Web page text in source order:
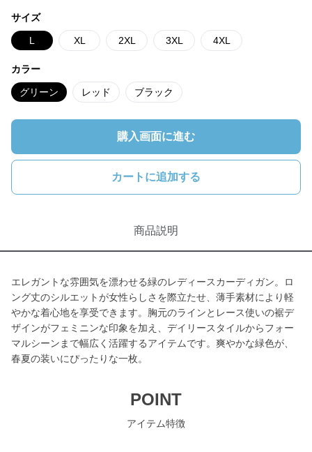
サイズ
L XL 2XL 3XL 4XL
カラー
グリーン レッド ブラック
購入画面に進む
カートに追加する
商品説明
エレガントな雰囲気を漂わせる緑のレディースカーディガン。ロ
ング丈のシルエットが女性らしさを際立たせ、薄手素材により軽
やかな着心地を享受できます。胸元のラインとレース使いの裾デ
ザインがフェミニンな印象を加え、デイリースタイルからフォー
マルシーンまで幅広く活躍するアイテムです。爽やかな緑色が、
春夏の装いにぴったりな一枚。
POINT
アイテム特徴